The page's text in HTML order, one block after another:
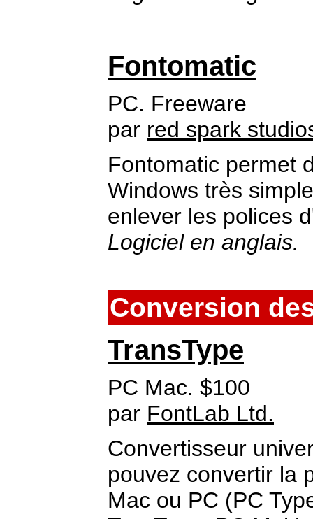
Fontomatic
PC. Freeware
par red spark
Fontomatic permet
Windows très
enlever les polices
Logiciel en anglais.
Conversion
TransType
PC Mac. $100
par FontLab Ltd.
Convertisseur
pouvez convertir la
Mac ou PC (PC